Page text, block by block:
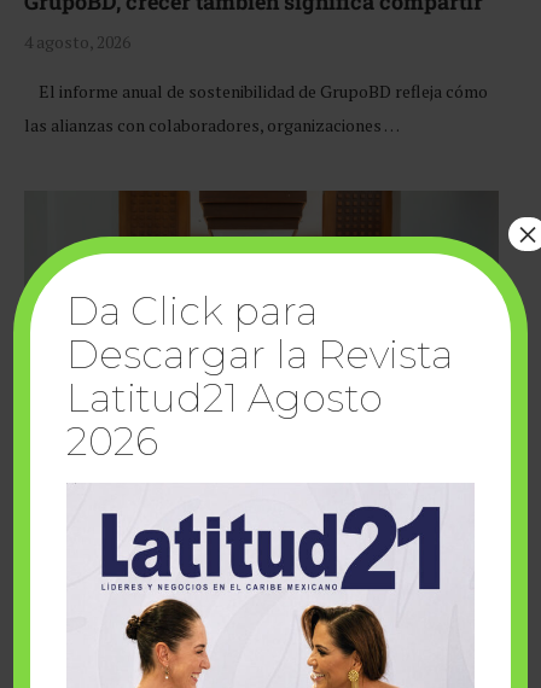
4 agosto, 2026
El informe anual de sostenibilidad de GrupoBD refleja cómo
las alianzas con colaboradores, organizaciones …
Cuando la solidaridad inspira; cumplen
sueños Fairmont Mayakoba y Make-A-Wish
Da Click para
Descargar la Revista
Latitud21 Agosto
2026
×